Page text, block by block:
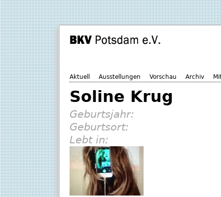
Aktuell Ausstellungen Vorschau Archiv
Soline Krug
Geburtsjahr:
Geburtsort:
Lebt in: